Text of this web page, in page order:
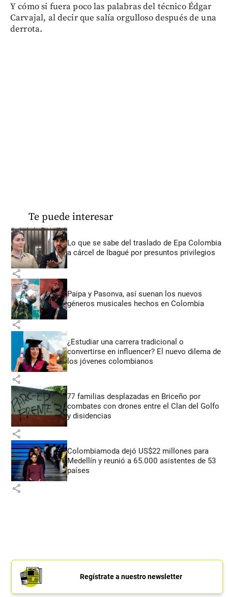
Y cómo si fuera poco las palabras del técnico Édgar
Carvajal, al decir que salía orgulloso después de una
derrota.
Te puede interesar
Lo que se sabe del traslado de Epa Colombia
a cárcel de Ibagué por presuntos privilegios
share
Paipa y Pasonva, así suenan los nuevos
géneros musicales hechos en Colombia
share
¿Estudiar una carrera tradicional o
convertirse en influencer? El nuevo dilema de
los jóvenes colombianos
share
77 familias desplazadas en Briceño por
combates con drones entre el Clan del Golfo
y disidencias
share
Colombiamoda dejó US$22 millones para
Medellín y reunió a 65.000 asistentes de 53
países
share
Regístrate a nuestro newsletter